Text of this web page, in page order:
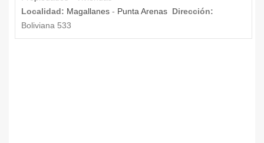
Localidad: Magallanes - Punta Arenas Dirección:
Boliviana 533